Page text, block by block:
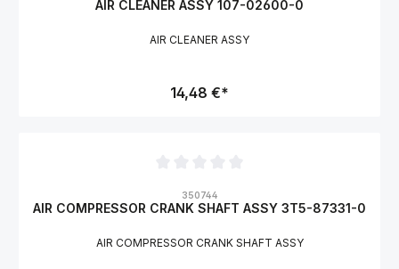
AIR CLEANER ASSY 107-02600-0
AIR CLEANER ASSY
14,48 €*
350744
AIR COMPRESSOR CRANK SHAFT ASSY 3T5-87331-0
AIR COMPRESSOR CRANK SHAFT ASSY